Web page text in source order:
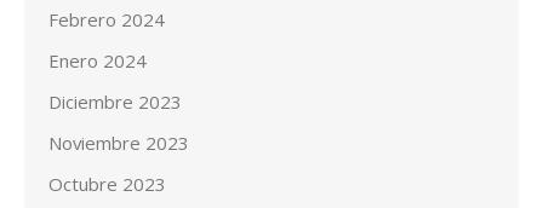
Febrero 2024
Enero 2024
Diciembre 2023
Noviembre 2023
Octubre 2023